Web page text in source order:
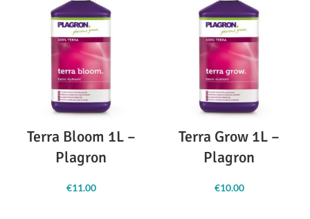
Terra Bloom 1L –
Plagron
€11.00
Terra Grow 1L –
Plagron
€10.00